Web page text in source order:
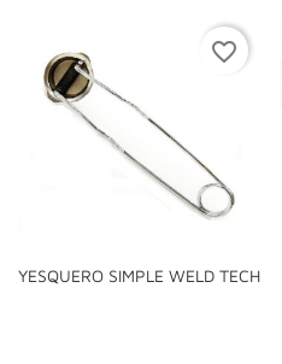
YESQUERO SIMPLE WELD TECH
favorite_border